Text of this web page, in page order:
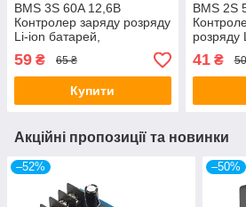
BMS 3S 60A 12,6В
Контролер заряду розряду
Li-ion батарей,
59 ₴ 65 ₴
Купити
BMS 2S
розряду
41₴
Акційні пропозиції та новинки
–52% –50%